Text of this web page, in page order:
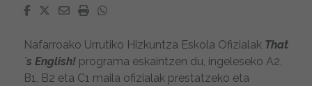
Facebook
Twitter
EmailImprimirWhatsapp
Nafarroako Urrutiko Hizkuntza Eskola Ofizialak That
´s English!programa eskaintzen du, ingeleseko A2,
B1, B2 eta C1 maila ofizialak prestatzeko eta